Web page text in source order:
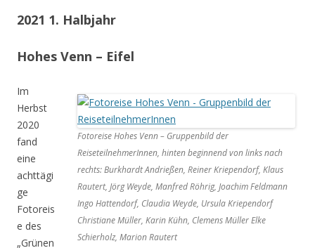
2021 1. Halbjahr
Hohes Venn – Eifel
Fotoreise Hohes Venn – Gruppenbild der
ReiseteilnehmerInnen, hinten beginnend von links nach
rechts: Burkhardt Andrießen, Reiner Kriependorf, Klaus
Rautert, Jörg Weyde, Manfred Röhrig, Joachim Feldmann
Ingo Hattendorf, Claudia Weyde, Ursula Kriependorf
Christiane Müller, Karin Kühn, Clemens Müller Elke
Schierholz, Marion Rautert
Im
Herbst
2020
fand
eine
achttägi
ge
Fotoreis
e des
„Grünen